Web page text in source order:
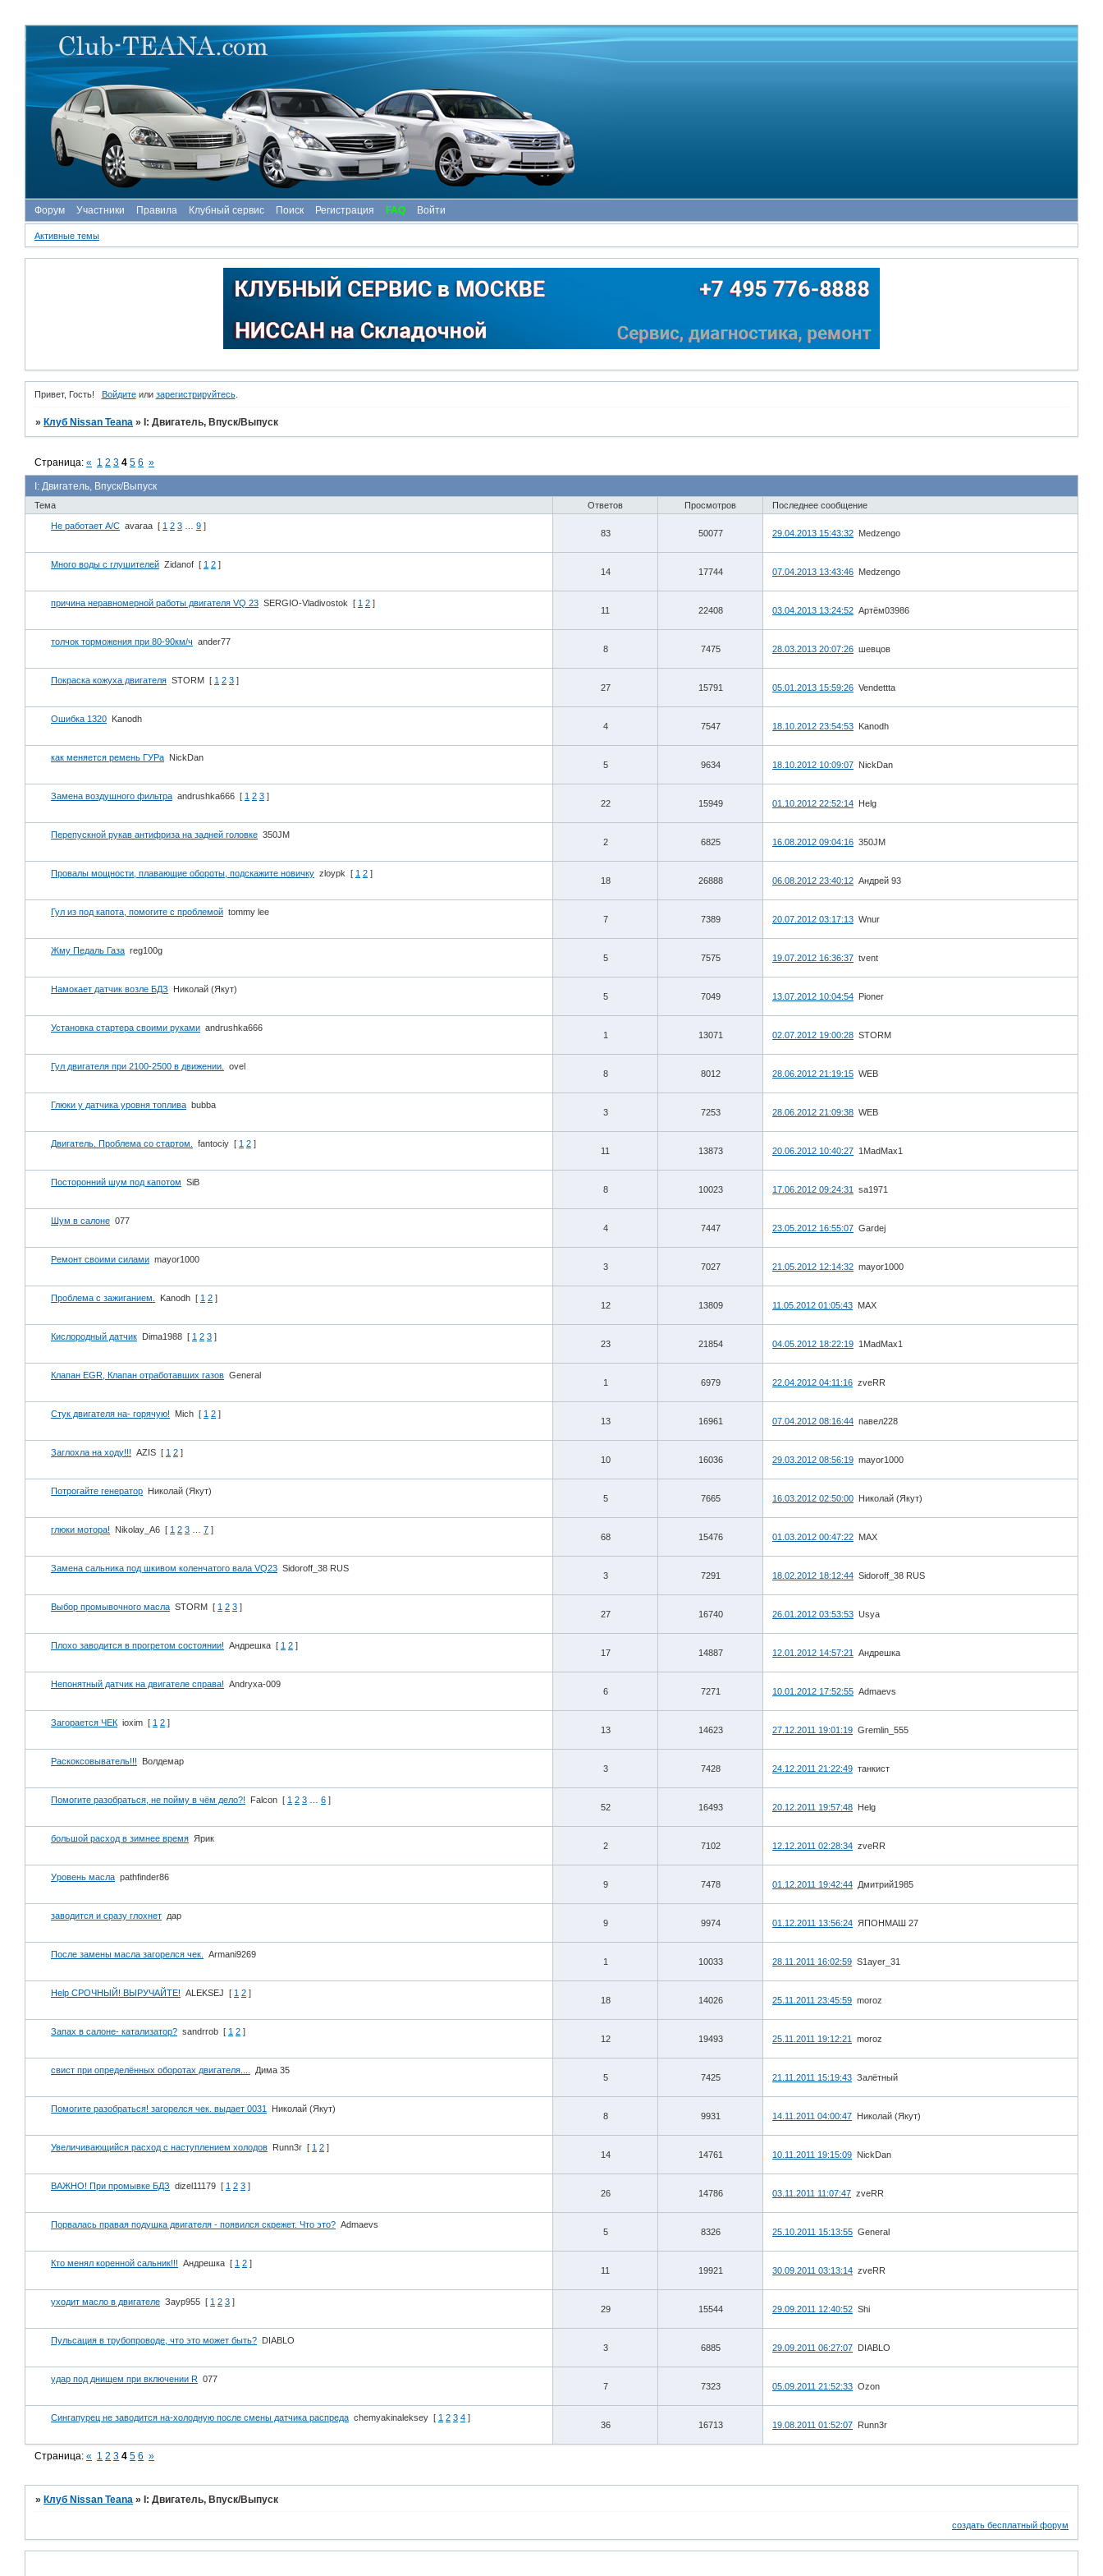
Форум Участники Правила Клубный сервис Поиск Регистрация FAQ Войти
Активные темы
Привет, Гость! Войдитеили зарегистрируйтесь.
» Клуб Nissan Teana » I: Двигатель, Впуск/Выпуск
I: Двигатель, Впуск/Выпуск
Страница:« 1 2 3 4 5 6 »
Тема Ответов Просмотров Последнее сообщение
Не работает A/C avaraa [ 1 2 3 9 ]
83 50077 29.04.2013 15:43:32 Medzengo
Много воды с глушителей Zidanof [ 1 2 ]
14 17744 07.04.2013 13:43:46 Medzengo
причина неравномерной работы двигателя VQ 23 SERGIO-Vladivostok [ 1 2 ]
11 22408 03.04.2013 13:24:52 Артём03986
толчок торможения при 80-90км/ч ander77
8 7475 28.03.2013 20:07:26 шевцов
Покраска кожуха двигателя STORM [ 1 2 3 ]
27 15791 05.01.2013 15:59:26 Vendettta
Ошибка 1320 Kanodh
4 7547 18.10.2012 23:54:53 Kanodh
как меняется ремень ГУРа NickDan
5 9634 18.10.2012 10:09:07 NickDan
Замена воздушного фильтра andrushka666 [ 1 2 3 ]
22 15949 01.10.2012 22:52:14 Helg
Перепускной рукав антифриза на задней головке 350JM
2 6825 16.08.2012 09:04:16 350JM
Провалы мощности, плавающие обороты, подскажите новичку zloypk [ 1 2 ]
18 26888 06.08.2012 23:40:12 Андрей 93
Гул из под капота, помогите с проблемой tommy lee
7 7389 20.07.2012 03:17:13 Wnur
Жму Педаль Газа reg100g
5 7575 19.07.2012 16:36:37 tvent
Намокает датчик возле БДЗ Николай (Якут)
5 7049 13.07.2012 10:04:54 Pioner
Установка стартера своими руками andrushka666
1 13071 02.07.2012 19:00:28 STORM
Гул двигателя при 2100-2500 в движении. ovel
8 8012 28.06.2012 21:19:15 WEB
Глюки у датчика уровня топлива bubba
3 7253 28.06.2012 21:09:38 WEB
Двигатель. Проблема со стартом. fantociy [ 1 2 ]
11 13873 20.06.2012 10:40:27 1MadMax1
Посторонний шум под капотом SiB
8 10023 17.06.2012 09:24:31 sa1971
Шум в салоне 077
4 7447 23.05.2012 16:55:07 Gardej
Ремонт своими силами mayor1000
3 7027 21.05.2012 12:14:32 mayor1000
Проблема с зажиганием. Kanodh [ 1 2 ]
12 13809 11.05.2012 01:05:43 MAX
Кислородный датчик Dima1988 [ 1 2 3 ]
23 21854 04.05.2012 18:22:19 1MadMax1
Клапан EGR, Клапан отработавших газов General
1 6979 22.04.2012 04:11:16 zveRR
Стук двигателя на- горячую! Mich [ 1 2 ]
13 16961 07.04.2012 08:16:44 павел228
Заглохла на ходу!!! AZIS [ 1 2 ]
10 16036 29.03.2012 08:56:19 mayor1000
Потрогайте генератор Николай (Якут)
5 7665 16.03.2012 02:50:00 Николай (Якут)
глюки мотора! Nikolay_A6 [ 1 2 3 7 ]
68 15476 01.03.2012 00:47:22 MAX
Замена сальника под шкивом коленчатого вала VQ23 Sidoroff_38 RUS
3 7291 18.02.2012 18:12:44 Sidoroff_38 RUS
Выбор промывочного масла STORM [ 1 2 3 ]
27 16740 26.01.2012 03:53:53 Usya
Плохо заводится в прогретом состоянии! Андрешка [ 1 2 ]
17 14887 12.01.2012 14:57:21 Андрешка
Непонятный датчик на двигателе справа! Andryxa-009
6 7271 10.01.2012 17:52:55 Admaevs
Загорается ЧЕК ioxim [ 1 2 ]
13 14623 27.12.2011 19:01:19 Gremlin_555
Раскоксовыватель!!! Волдемар
3 7428 24.12.2011 21:22:49 танкист
Помогите разобраться, не пойму в чём дело?! Falcon [ 1 2 3 6 ]
52 16493 20.12.2011 19:57:48 Helg
большой расход в зимнее время Ярик
2 7102 12.12.2011 02:28:34 zveRR
Уровень масла pathfinder86
9 7478 01.12.2011 19:42:44 Дмитрий1985
заводится и сразу глохнет дар
9 9974 01.12.2011 13:56:24 ЯПОНМАШ 27
После замены масла загорелся чек. Armani9269
1 10033 28.11.2011 16:02:59 S1ayer_31
Help СРОЧНЫЙ! ВЫРУЧАЙТЕ! ALEKSEJ [ 1 2 ]
18 14026 25.11.2011 23:45:59 moroz
Запах в салоне- катализатор? sandrrob [ 1 2 ]
12 19493 25.11.2011 19:12:21 moroz
свист при определённых оборотах двигателя.... Дима 35
5 7425 21.11.2011 15:19:43 Залётный
Помогите разобраться! загорелся чек. выдает 0031 Николай (Якут)
8 9931 14.11.2011 04:00:47 Николай (Якут)
Увеличивающийся расход с наступлением холодов Runn3r [ 1 2 ]
14 14761 10.11.2011 19:15:09 NickDan
ВАЖНО! При промывке БДЗ dizel11179 [ 1 2 3 ]
26 14786 03.11.2011 11:07:47 zveRR
Порвалась правая подушка двигателя - появился скрежет. Что это? Admaevs
5 8326 25.10.2011 15:13:55 General
Кто менял коренной сальник!!! Андрешка [ 1 2 ]
11 19921 30.09.2011 03:13:14 zveRR
уходит масло в двигателе Заур955 [ 1 2 3 ]
29 15544 29.09.2011 12:40:52 Shi
Пульсация в трубопроводе, что это может быть? DIABLO
3 6885 29.09.2011 06:27:07 DIABLO
удар под днищем при включении R 077
7 7323 05.09.2011 21:52:33 Ozon
Сингапурец не заводится на-холодную после смены датчика распреда chemyakinaleksey [ 1 2 3 4 ]
36 16713 19.08.2011 01:52:07 Runn3r
Страница:« 1 2 3 4 5 6 »
»Клуб Nissan Teana »I: Двигатель, Впуск/Выпуск
создать бесплатный форум